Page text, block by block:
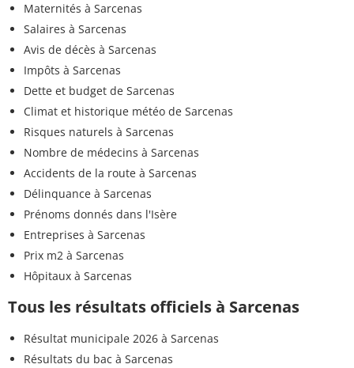
Maternités à Sarcenas
Salaires à Sarcenas
Avis de décès à Sarcenas
Impôts à Sarcenas
Dette et budget de Sarcenas
Climat et historique météo de Sarcenas
Risques naturels à Sarcenas
Nombre de médecins à Sarcenas
Accidents de la route à Sarcenas
Délinquance à Sarcenas
Prénoms donnés dans l'Isère
Entreprises à Sarcenas
Prix m2 à Sarcenas
Hôpitaux à Sarcenas
Tous les résultats officiels à Sarcenas
Résultat municipale 2026 à Sarcenas
Résultats du bac à Sarcenas